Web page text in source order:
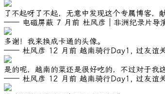
了不起呀了不起，无意中发现这个专属博客，
—— 电磁屏蔽 7 月前 杜风彦｜非洲纪录片导
多谢！我来换成卡通的头像。
—— 杜风彦 12 月前 越南骑行Day1, 过友谊
是的呢，越南的菜还是很好吃的，不过对于我
—— 杜风彦 12 月前 越南骑行Day1, 过友谊